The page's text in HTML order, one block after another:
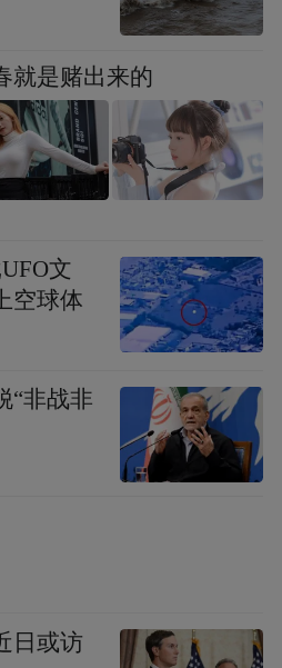
产科、病房中的实际情
性地邀请到全国多位知
讲座，重点围绕当前产
和难点进行深入探讨，
的基础研究和前景发展
员搭建起一个良好的学
作，群策群力，集智攻
势明显、创新能力突
母婴健康做出更多贡
就是赌出来的
文
空球体
“非战非
日或访